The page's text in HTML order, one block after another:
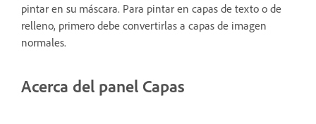
pintar en su máscara. Para pintar en capas de texto o de
relleno, primero debe convertirlas a capas de imagen
normales.
Acerca del panel Capas